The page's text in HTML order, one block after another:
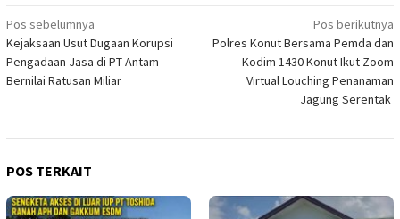
Navigasi
pos
Pos sebelumnya
Kejaksaan Usut Dugaan Korupsi
Pengadaan Jasa di PT Antam
Bernilai Ratusan Miliar
Pos berikutnya
Polres Konut Bersama Pemda dan
Kodim 1430 Konut Ikut Zoom
Virtual Louching Penanaman
Jagung Serentak
POS TERKAIT